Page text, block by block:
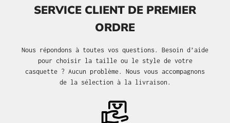
SERVICE CLIENT DE PREMIER
ORDRE
Nous répondons à toutes vos questions. Besoin d’aide
pour choisir la taille ou le style de votre
casquette ? Aucun problème. Nous vous accompagnons
de la sélection à la livraison.